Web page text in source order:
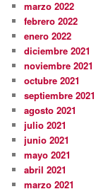
marzo 2022
febrero 2022
enero 2022
diciembre 2021
noviembre 2021
octubre 2021
septiembre 2021
agosto 2021
julio 2021
junio 2021
mayo 2021
abril 2021
marzo 2021